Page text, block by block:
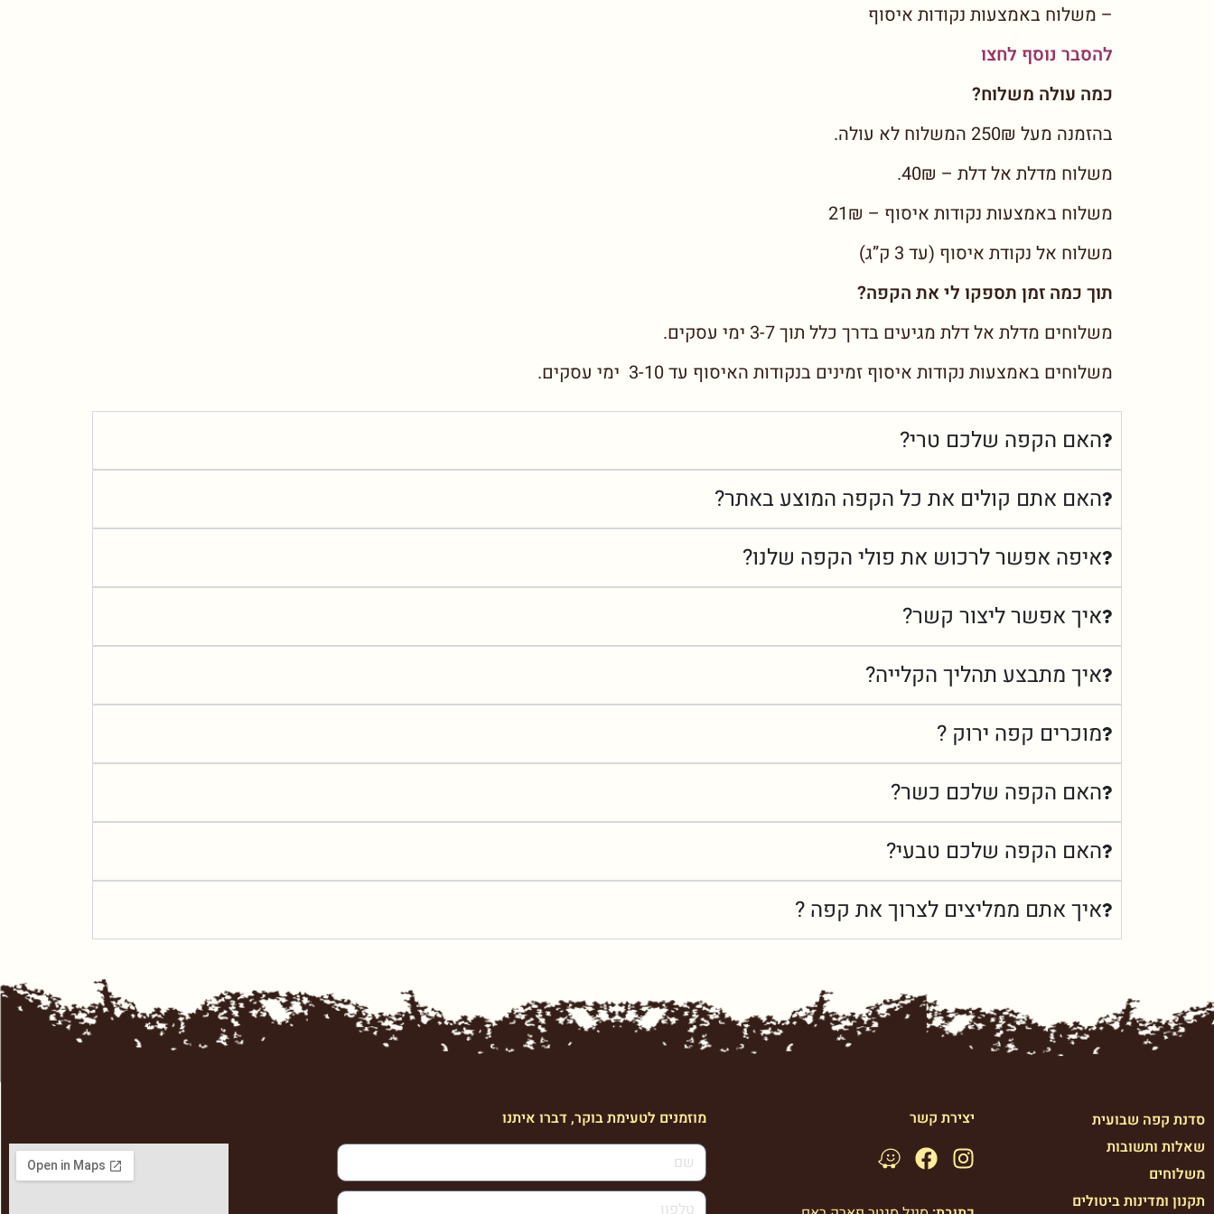
– משלוח באמצעות נקודות איסוף
להסבר נוסף לחצו
כמה עולה משלוח?
בהזמנה מעל 250₪ המשלוח לא עולה.
משלוח מדלת אל דלת – 40₪.
משלוח באמצעות נקודות איסוף – 21₪
משלוח אל נקודת איסוף (עד 3 ק”ג)
תוך כמה זמן תספקו לי את הקפה?
משלוחים מדלת אל דלת מגיעים בדרך כלל תוך 3-7 ימי עסקים.
משלוחים באמצעות נקודות איסוף זמינים בנקודות האיסוף עד 3-10 ימי עסקים.
האם הקפה שלכם טרי?
האם אתם קולים את כל הקפה המוצע באתר?
איפה אפשר לרכוש את פולי הקפה שלנו?
איך אפשר ליצור קשר?
איך מתבצע תהליך הקלייה?
מוכרים קפה ירוק ?
האם הקפה שלכם כשר?
האם הקפה שלכם טבעי?
איך אתם ממליצים לצרוך את קפה ?
סדנת קפה שבועית
שאלות ותשובות
משלוחים
תקנון ומדינות ביטולים
יצירת קשר מוזמנים לטעימת בוקר, דברו איתנו